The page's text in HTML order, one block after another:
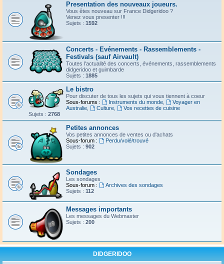
Presentation des nouveaux joueurs.
Vous êtes nouveau sur France Didgeridoo ?
Venez vous presenter !!!
Sujets : 1592
Concerts - Evénements - Rassemblements -
Festivals (sauf Airvault)
Toutes l'actualité des concerts, événements, rassemblements
didgeridoo et guimbarde
Sujets : 1885
Le bistro
Pour discuter de tous les sujets qui vous tiennent à coeur
Sous-forums :
Instruments du monde,
Voyager en
Australie
Culture,
Vos recettes de cuisine
Sujets : 2768
Petites annonces
Vos petites annonces de ventes ou d'achats
Sous-forum :
Perdu/volé/trouvé
Sujets : 902
Sondages
Les sondages
Sous-forum :
Archives des sondages
Sujets : 112
Messages importants
Les messages du Webmaster
Sujets : 200
DIDGERIDOO